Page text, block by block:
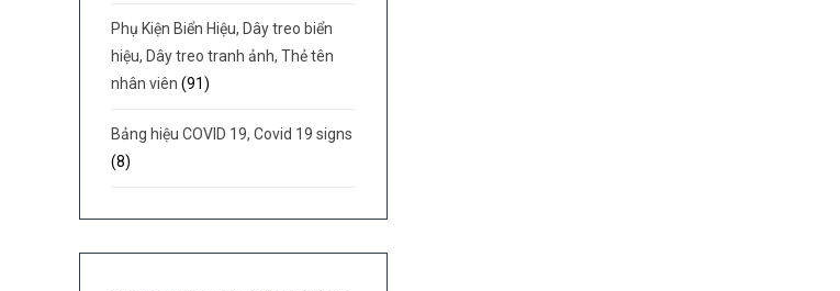
Phụ Kiện Biển Hiệu, Dây treo biển
hiệu, Dây treo tranh ảnh, Thẻ tên
nhân viên (91)
Bảng hiệu COVID 19, Covid 19 signs
(8)